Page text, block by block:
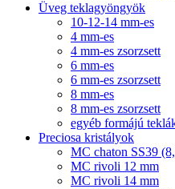
Üveg teklagyöngyök
10-12-14 mm-es
4 mm-es
4 mm-es zsorzsett
6 mm-es
6 mm-es zsorzsett
8 mm-es
8 mm-es zsorzsett
egyéb formájú
Preciosa kristályok
MC chaton SS39
MC rivoli 12 mm
MC rivoli 14 mm